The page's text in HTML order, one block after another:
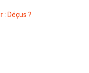
: Déçus ?